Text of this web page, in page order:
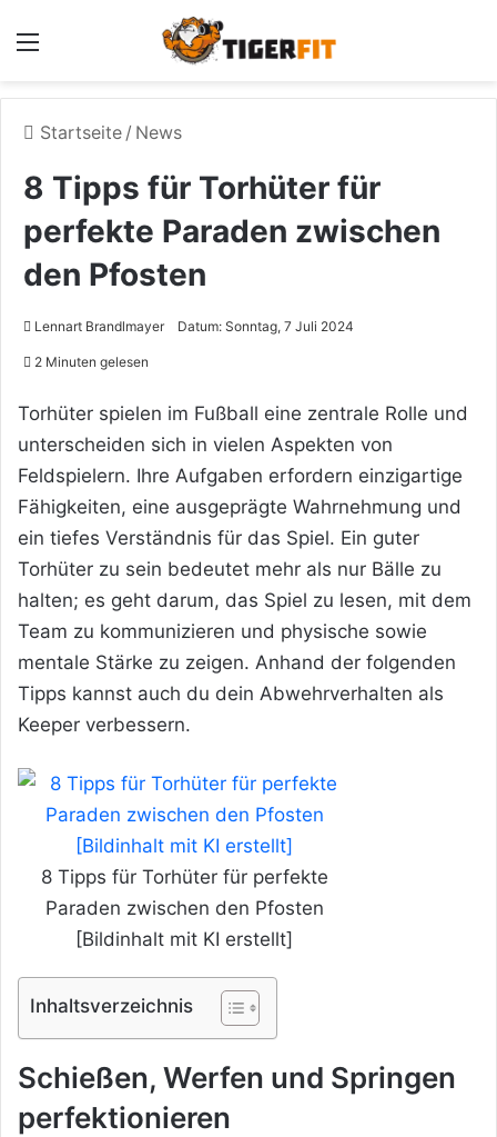
Startseite / News
8 Tipps für Torhüter für
perfekte Paraden zwischen
den Pfosten
Lennart Brandlmayer Datum: Sonntag, 7 Juli 2024
2 Minuten gelesen
Torhüter spielen im Fußball eine zentrale Rolle und
unterscheiden sich in vielen Aspekten von
Feldspielern. Ihre Aufgaben erfordern einzigartige
Fähigkeiten, eine ausgeprägte Wahrnehmung und
ein tiefes Verständnis für das Spiel. Ein guter
Torhüter zu sein bedeutet mehr als nur Bälle zu
halten; es geht darum, das Spiel zu lesen, mit dem
Team zu kommunizieren und physische sowie
mentale Stärke zu zeigen. Anhand der folgenden
Tipps kannst auch du dein Abwehrverhalten als
Keeper verbessern.
8 Tipps für Torhüter für perfekte
Paraden zwischen den Pfosten
[Bildinhalt mit KI erstellt]
Inhaltsverzeichnis
Schießen, Werfen und Springen
perfektionieren